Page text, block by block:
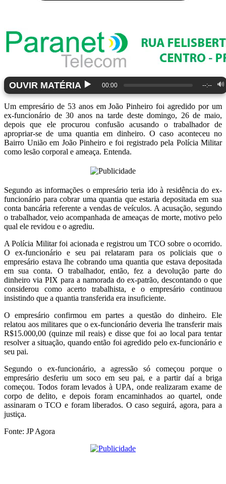
OUVIR MATÉRIA ▶️ 00:00 --:-- 🔊
Um empresário de 53 anos em João Pinheiro foi agredido por um
ex-funcionário de 30 anos na tarde deste domingo, 26 de maio,
depois que ele procurou confusão acusando o trabalhador de
apropriar-se de uma quantia em dinheiro. O caso aconteceu no
Bairro União em João Pinheiro e foi registrado pela Polícia Militar
como lesão corporal e ameaça. Entenda.
Segundo as informações o empresário teria ido à residência do ex-
funcionário para cobrar uma quantia que estaria depositada em sua
conta bancária referente a vendas de veículos. A acusação, segundo
o trabalhador, veio acompanhada de ameaças de morte, motivo pelo
qual ele revidou e o agrediu.
A Polícia Militar foi acionada e registrou um TCO sobre o ocorrido.
O ex-funcionário e seu pai relataram para os policiais que o
empresário estava lhe cobrando uma quantia que estava depositada
em sua conta. O trabalhador, então, fez a devolução parte do
dinheiro via PIX para a namorada do ex-patrão, descontando o que
considerou como acerto trabalhista, e o empresário continuou
insistindo que a quantia transferida era insuficiente.
O empresário confirmou em partes a questão do dinheiro. Ele
relatou aos militares que o ex-funcionário deveria lhe transferir mais
R$15.000,00 (quinze mil reais) e disse que foi ao local para tentar
resolver a situação, quando então foi agredido pelo ex-funcionário e
seu pai.
Segundo o ex-funcionário, a agressão só começou porque o
empresário desferiu um soco em seu pai, e a partir daí a briga
começou. Todos foram levados à UPA, onde realizaram exame de
corpo de delito, e depois foram encaminhados ao quartel, onde
assinaram o TCO e foram liberados. O caso seguirá, agora, para a
justiça.
Fonte: JP Agora